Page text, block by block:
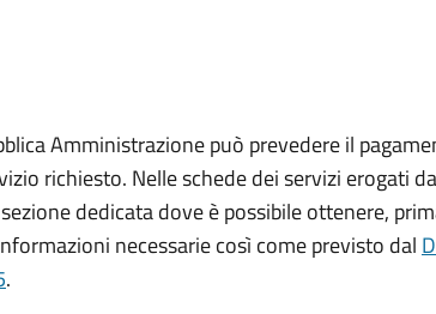
Amministrazione può prevedere il
richiesto. Nelle schede dei servizi erogati
dedicata dove è possibile ottenere,
necessarie così come previsto dal
.